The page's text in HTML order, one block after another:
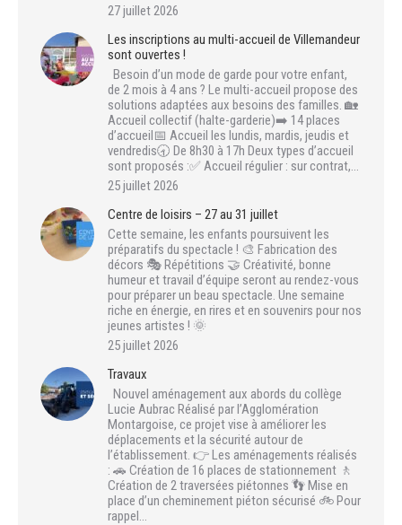
27 juillet 2026
Les inscriptions au multi-accueil de Villemandeur
sont ouvertes !
Besoin d’un mode de garde pour votre enfant,
de 2 mois à 4 ans ? Le multi-accueil propose des
solutions adaptées aux besoins des familles. 🏡
Accueil collectif (halte-garderie)➡️ 14 places
d’accueil📅 Accueil les lundis, mardis, jeudis et
vendredis🕣 De 8h30 à 17h Deux types d’accueil
sont proposés :✅ Accueil régulier : sur contrat,…
25 juillet 2026
Centre de loisirs – 27 au 31 juillet
Cette semaine, les enfants poursuivent les
préparatifs du spectacle ! 🎨 Fabrication des
décors 🎭 Répétitions 🤝 Créativité, bonne
humeur et travail d’équipe seront au rendez-vous
pour préparer un beau spectacle. Une semaine
riche en énergie, en rires et en souvenirs pour nos
jeunes artistes ! 🌞
25 juillet 2026
Travaux
Nouvel aménagement aux abords du collège
Lucie Aubrac Réalisé par l’Agglomération
Montargoise, ce projet vise à améliorer les
déplacements et la sécurité autour de
l’établissement. 👉 Les aménagements réalisés
: 🚗 Création de 16 places de stationnement 🚶
Création de 2 traversées piétonnes 👣 Mise en
place d’un cheminement piéton sécurisé 🚲 Pour
rappel…